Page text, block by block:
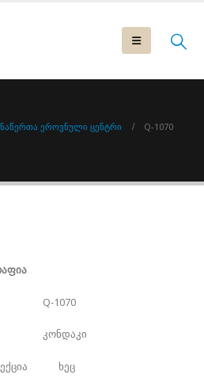
ᲔᲠᲝᲕᲜᲣᲚᲘ ᲪᲔᲜᲢᲠᲘ Q-1070
1070
ხეც